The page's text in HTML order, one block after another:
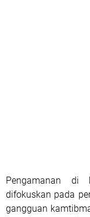
Pengamanan di
difokuskan pada
gangguan